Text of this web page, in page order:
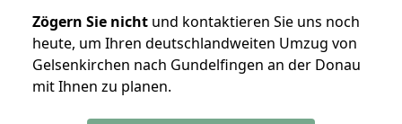
Zögern Sie nicht und kontaktieren Sie uns noch
heute, um Ihren deutschlandweiten Umzug von
Gelsenkirchen nach Gundelfingen an der Donau
mit Ihnen zu planen.